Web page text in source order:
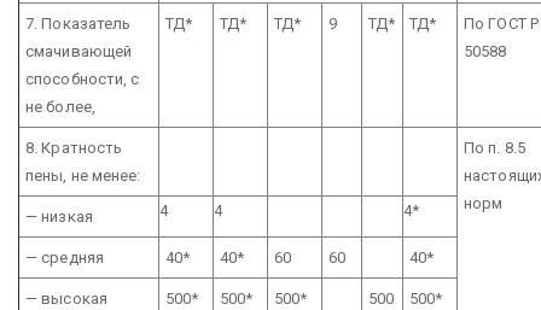
7. Показатель
смачивающей
способности, с
не более,
ТД* ТД* ТД* 9 ТД* ТД*
По ГОСТ Р
50588
8. Кратность
пены, не менее:
По п. 8.5
норм
— низкая 4 4 4*
— средняя 40* 40* 60 60 40*
— высокая 500* 500* 500* 500 500*